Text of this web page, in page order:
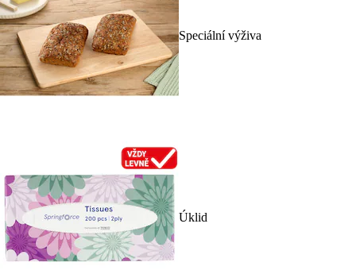
Speciální výživa
Úklid